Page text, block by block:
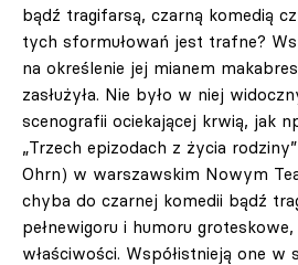
bądź tragifarsą, czarną komedią
tych sformułowań jest trafne?
na określenie jej mianem
zasłużyła. Nie było w niej
scenografii ociekającej krwią, jak
„Trzech epizodach z życia
Ohrn) w warszawskim Nowym
chyba do czarnej komedii bądź
pełnewigoru i humoru
właściwości. Współistnieją one w